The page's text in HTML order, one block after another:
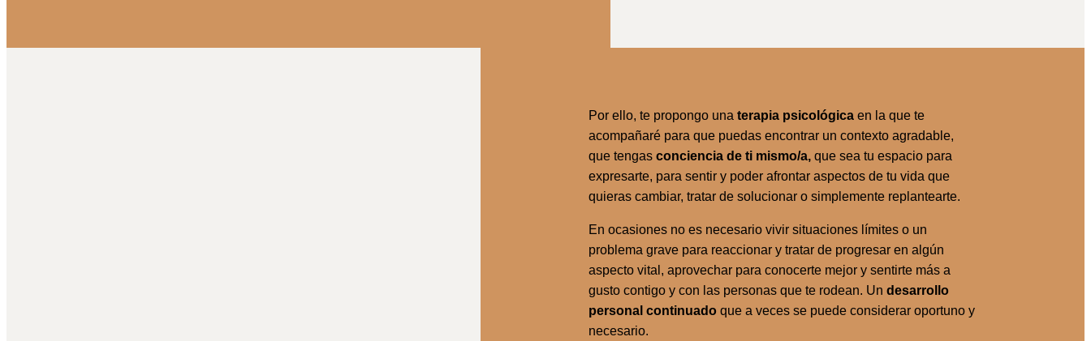
Por ello, te propongo unaterapia psicológica en la que te
acompañaré para que puedas encontrar un contexto agradable,
que tengasconciencia de ti mismo/a, que sea tu espacio para
expresarte, para sentir y poder afrontar aspectos de tu vida que
quieras cambiar, tratar de solucionar o simplemente replantearte.
En ocasiones no es necesario vivir situaciones límites o un
problema grave para reaccionar y tratar de progresar en algún
aspecto vital, aprovechar para conocerte mejor y sentirte más a
gusto contigo y con las personas que te rodean. Undesarrollo
personal continuado que a veces se puede considerar oportuno y
necesario.